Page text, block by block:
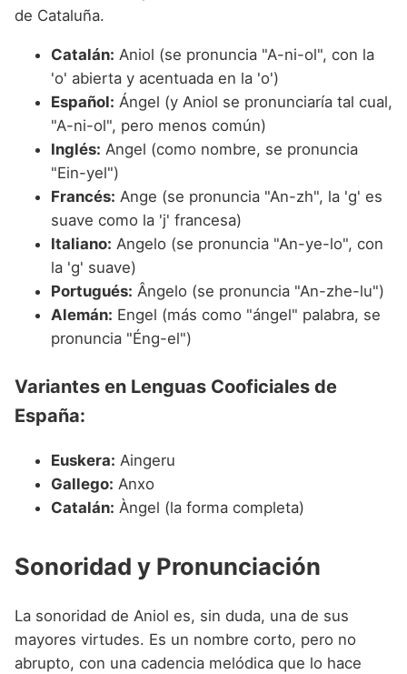
de Cataluña.
Catalán: Aniol (se pronuncia "A-ni-ol", con la
'o' abierta y acentuada en la 'o')
Español: Ángel (y Aniol se pronunciaría tal cual,
"A-ni-ol", pero menos común)
Inglés: Angel (como nombre, se pronuncia
"Ein-yel")
Francés: Ange (se pronuncia "An-zh", la 'g' es
suave como la 'j' francesa)
Italiano: Angelo (se pronuncia "An-ye-lo", con
la 'g' suave)
Portugués: Ângelo (se pronuncia "An-zhe-lu")
Alemán: Engel (más como "ángel" palabra, se
pronuncia "Éng-el")
Variantes en Lenguas Cooficiales de
España:
Euskera: Aingeru
Gallego: Anxo
Catalán: Àngel (la forma completa)
Sonoridad y Pronunciación
La sonoridad de Aniol es, sin duda, una de sus
mayores virtudes. Es un nombre corto, pero no
abrupto, con una cadencia melódica que lo hace